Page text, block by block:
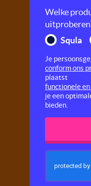
In dit
middels prenten
Welke
Squla
Je
conform ons
plaatst
functionele
je een
bieden.